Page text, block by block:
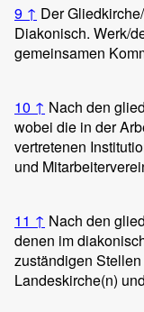
9 ↑ Der
Diakonisch. Werk/
gemeinsamen
10 ↑ Nach den
wobei die in der
vertretenen
und
11 ↑ Nach den
denen im
zuständigen
Landeskirche(n)